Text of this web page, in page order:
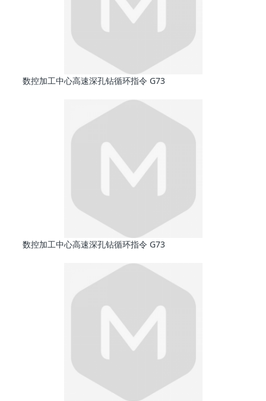
数控加工中心高速深孔钻循环指令 G73
数控加工中心高速深孔钻循环指令 G73